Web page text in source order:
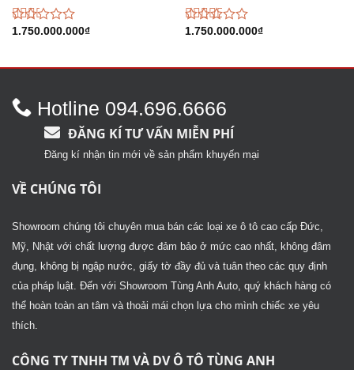
Được
2.19
sao
1.750.000.000₫
Được
2.895
1.750.000.000₫
Hotline 094.696.6666
ĐĂNG KÍ TƯ VẤN MIỄN PHÍ
Đăng kí nhận tin mới về sản phẩm khuyến mại
VỀ CHÚNG TÔI
Showroom chúng tôi chuyên mua bán các loại xe ô tô cao cấp Đức,
Mỹ, Nhật với chất lượng được đảm bảo ở mức cao nhất, không đâm
đụng, không bị ngập nước, giấy tờ đầy đủ và tuân theo các quy định
của pháp luật. Đến với Showroom Tùng Anh Auto, quý khách hàng có
thể hoàn toàn an tâm và thoải mái chọn lựa cho mình chiếc xe yêu
thích.
CÔNG TY TNHH TM VÀ DV Ô TÔ TÙNG ANH